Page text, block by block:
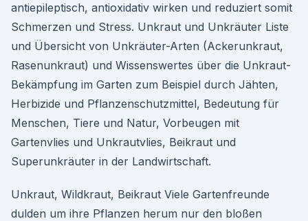
antiepileptisch, antioxidativ wirken und reduziert somit
Schmerzen und Stress. Unkraut und Unkräuter Liste
und Übersicht von Unkräuter-Arten (Ackerunkraut,
Rasenunkraut) und Wissenswertes über die Unkraut-
Bekämpfung im Garten zum Beispiel durch Jähten,
Herbizide und Pflanzenschutzmittel, Bedeutung für
Menschen, Tiere und Natur, Vorbeugen mit
Gartenvlies und Unkrautvlies, Beikraut und
Superunkräuter in der Landwirtschaft.
Unkraut, Wildkraut, Beikraut Viele Gartenfreunde
dulden um ihre Pflanzen herum nur den bloßen